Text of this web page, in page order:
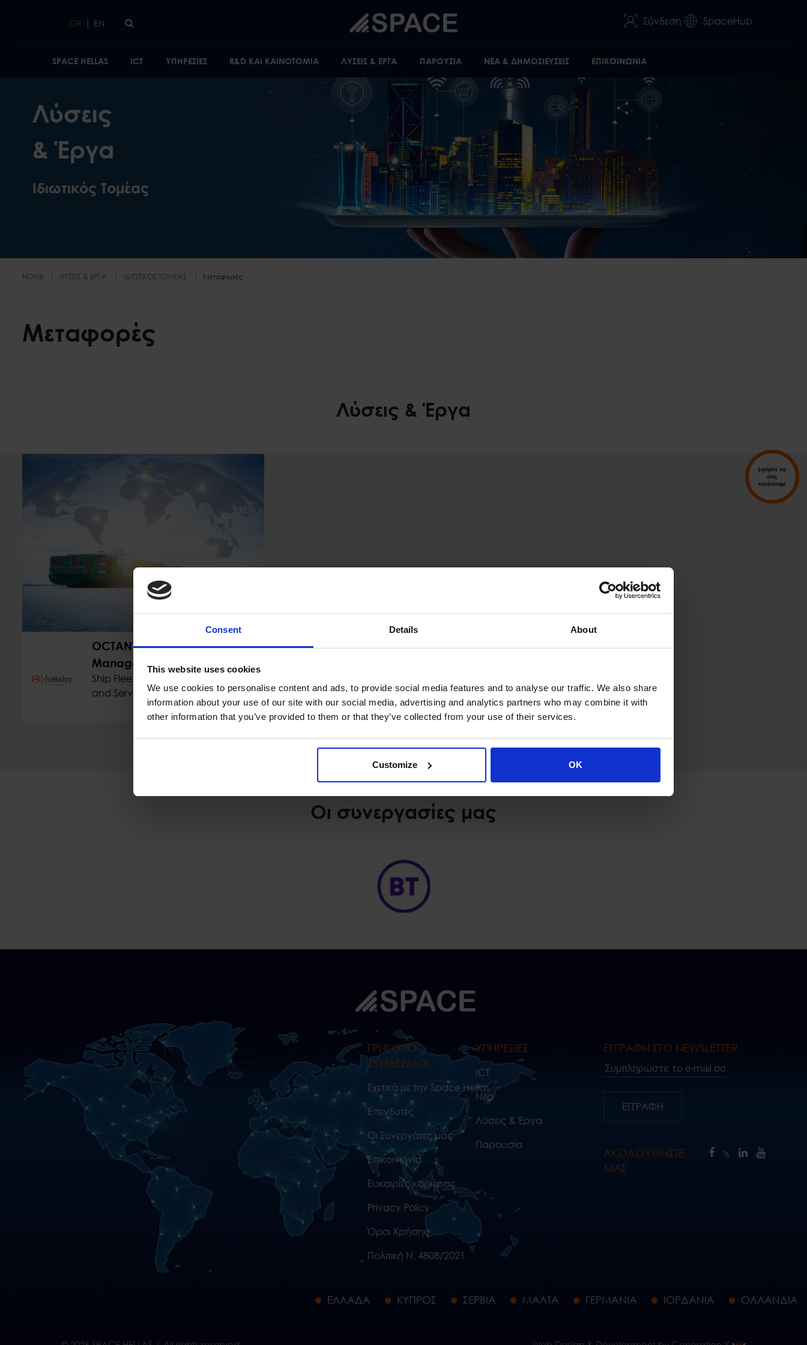
Consent Details About
This website uses cookies
We use cookies to personalise content and ads, to provide social media features and to analyse our traffic. We also share
information about your use of our site with our social media, advertising and analytics partners who may combine it with
other information that you’ve provided to them or that they’ve collected from your use of their services.
Customize OK
Ζητήστε να
σας
καλέσουμε
GR | EN Σύνδεση SpaceHub
SPACE HELLAS ICT ΥΠΗΡΕΣΙΕΣ R&D ΚΑΙ ΚΑΙΝΟΤΟΜΙΑ ΛΥΣΕΙΣ & ΕΡΓΑ ΠΑΡΟΥΣΙΑ ΝΕΑ & ΔΗΜΟΣΙΕΥΣΕΙΣ ΕΠΙΚΟΙΝΩΝΙΑ
Λύσεις
& Έργα
Ιδιωτικός Τομέας
HOME ΛΎΣΕΙΣ & ΈΡΓΑ ΙΔΙΩΤΙΚΌΣ ΤΟΜΈΑΣ Μεταφορές
Μεταφορές
Λύσεις & Έργα
OCTANT Ship Fleet
Managements Platform
Ship Fleet Managements Platform
and Service on Azure
Οι συνεργασίες μας
ΓΡΗΓΟΡΟΙ
ΣΥΝΔΕΣΜΟΙ
Σχετικά με την Space Hellas
Επενδυτές
Οι Συνεργάτες μας
Επικοινωνία
Ευκαιρίες καριέρας
Privacy Policy
Όροι Χρήσης
Πολιτική Ν. 4808/2021
ΥΠΗΡΕΣΙΕΣ
ICT
Νέα
Λύσεις & Έργα
Παρουσία
ΕΓΓΡΑΦΗ ΣΤΟ NEWSLETTER
Συμπληρώστε το e-mail σας..
ΕΓΓΡΑΦΗ
ΑΚΟΛΟΥΘΗΣΤΕ
ΜΑΣ
ΕΛΛΑΔΑ ΚΥΠΡΟΣ ΣΕΡΒΙΑ ΜΑΛΤΑ ΓΕΡΜΑΝΙΑ ΙΟΡΔΑΝΙΑ ΟΛΛΑΝΔΙΑ